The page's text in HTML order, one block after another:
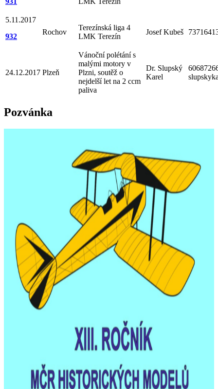
5.11.2017
932
Rochov
Terezínská liga 4
LMK Terezín
Josef Kubeš
24.12.2017 Plzeň
Vánoční polétání s
malými motory v
Plzni, soutěž o
nejdelší let na 2 ccm
paliva
Dr. Slupský
Karel
Pozvánka